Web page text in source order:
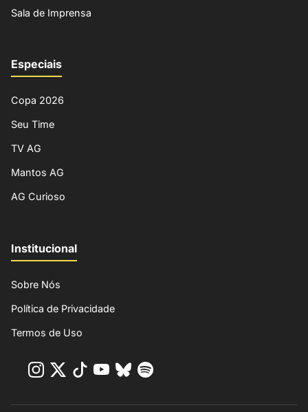
Sala de Imprensa
Especiais
Copa 2026
Seu Time
TV AG
Mantos AG
AG Curioso
Institucional
Sobre Nós
Política de Privacidade
Termos de Uso